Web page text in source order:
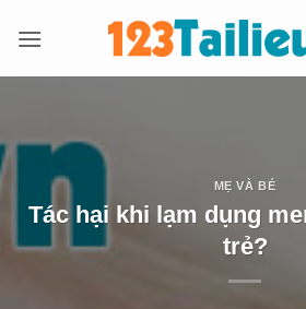
qua
MẸ VÀ BÉ
Tác hại khi lạm dụng
trẻ?